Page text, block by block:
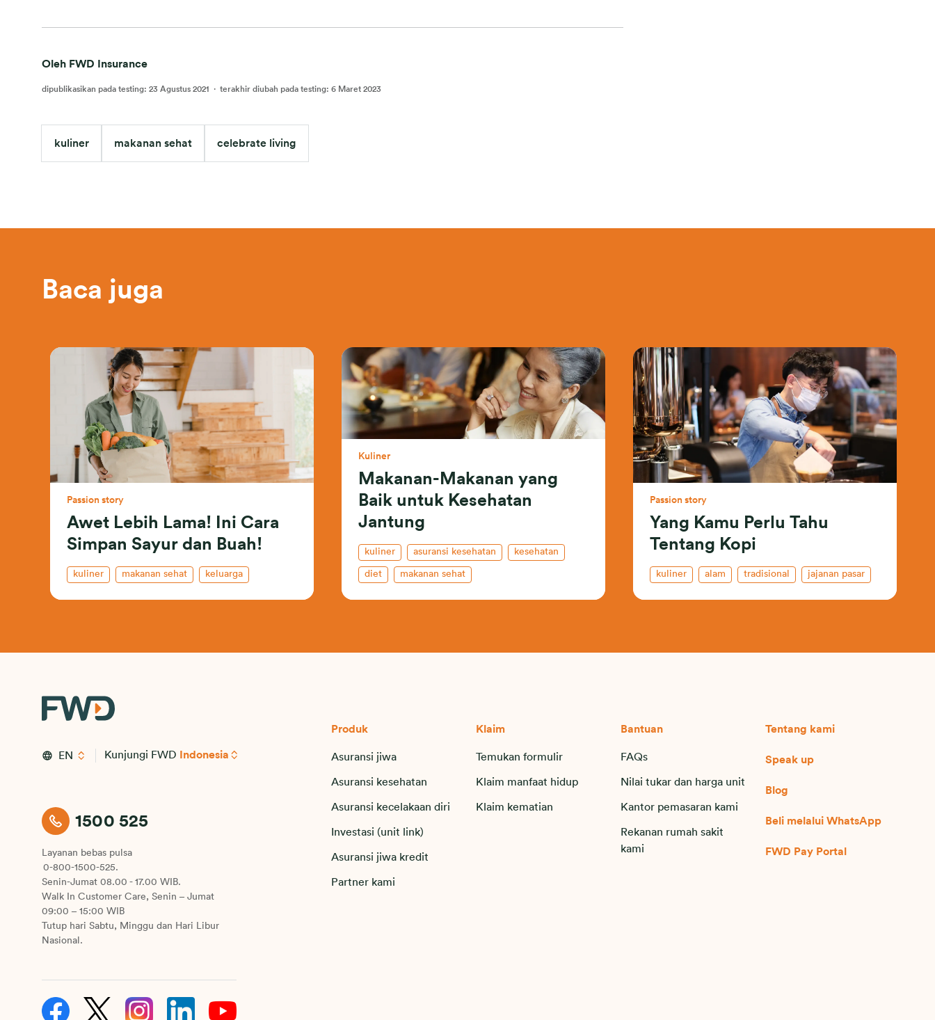
Oleh FWD Insurance
dipublikasikan pada testing: 23 Agustus 2021 · terakhir diubah pada testing: 6 Maret 2023
kuliner makanan sehat celebrate living
Baca juga
Passion story
Awet Lebih Lama! Ini Cara
Simpan Sayur dan Buah!
kuliner makanan sehat keluarga
Kuliner
Makanan-Makanan yang
Baik untuk Kesehatan
Jantung
kuliner asuransi kesehatan kesehatan
diet makanan sehat
Passion story
Yang Kamu Perlu Tahu
Tentang Kopi
kuliner alam tradisional jajanan pasar
EN Kunjungi FWD Indonesia
1500 525
Layanan bebas pulsa
0-800-1500-525.
Senin-Jumat 08.00 - 17.00 WIB.
Walk In Customer Care, Senin – Jumat
09:00 – 15:00 WIB
Tutup hari Sabtu, Minggu dan Hari Libur
Nasional.
Produk
Asuransi jiwa
Asuransi kesehatan
Asuransi kecelakaan diri
Investasi (unit link)
Asuransi jiwa kredit
Partner kami
Klaim
Temukan formulir
Klaim manfaat hidup
Klaim kematian
Bantuan
FAQs
Nilai tukar dan harga unit
Kantor pemasaran kami
Rekanan rumah sakit
kami
Tentang kami
Speak up
Blog
Beli melalui WhatsApp
FWD Pay Portal